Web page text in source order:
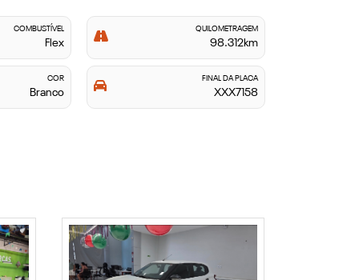
COMBUSTÍVEL
Flex
QUILOMETRAGEM
98.312km
COR
Branco
FINAL DA PLACA
XXX7158